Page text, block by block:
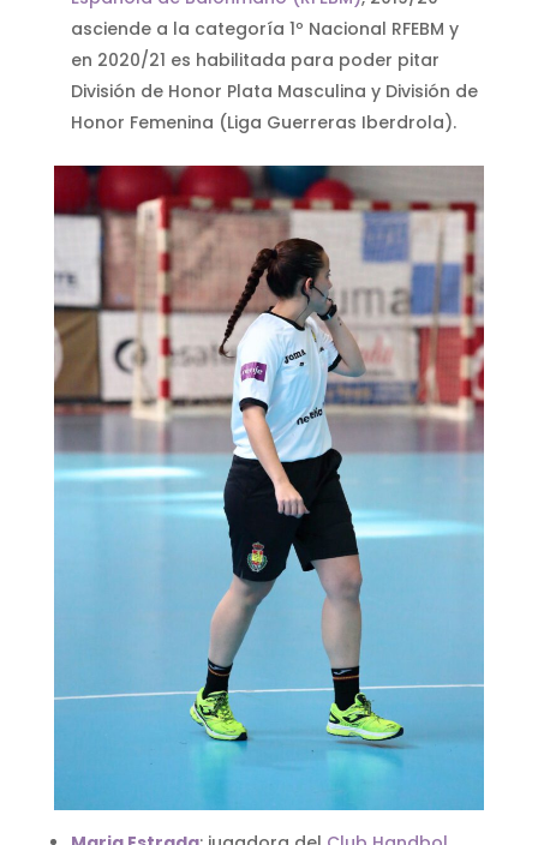
asciende a la categoría 1º Nacional RFEBM y
en 2020/21 es habilitada para poder pitar
División de Honor Plata Masculina y División de
Honor Femenina (Liga Guerreras Iberdrola).